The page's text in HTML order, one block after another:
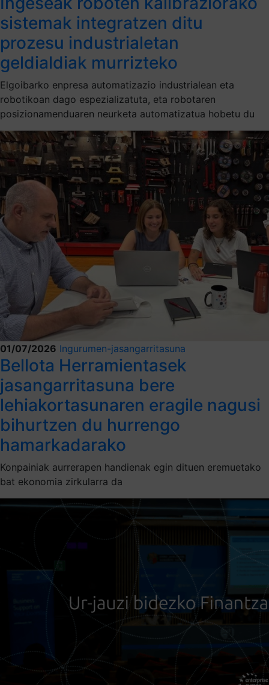
sistemak integratzen ditu
prozesu industrialetan
geldialdiak murrizteko
Elgoibarko enpresa automatizazio industrialean eta
robotikoan dago espezializatuta, eta robotaren
posizionamenduaren neurketa automatizatua hobetu du
01/07/2026 Ingurumen-jasangarritasuna
Bellota Herramientasek
jasangarritasuna bere
lehiakortasunaren eragile nagusi
bihurtzen du hurrengo
hamarkadarako
Konpainiak aurrerapen handienak egin dituen eremuetako
bat ekonomia zirkularra da